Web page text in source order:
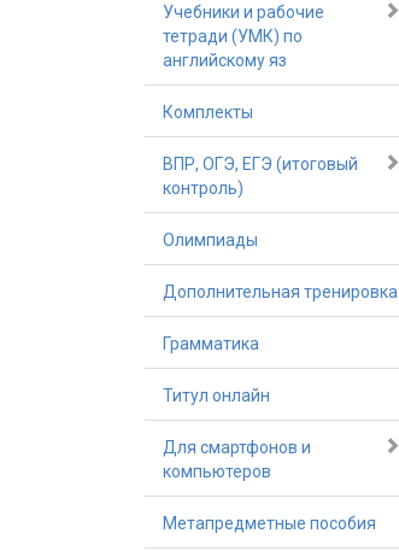
Учебники и рабочие
тетради (УМК) по
английскому яз
Комплекты
ВПР, ОГЭ, ЕГЭ (итоговый
контроль)
Олимпиады
Дополнительная тренировка
Грамматика
Титул онлайн
Для смартфонов и
компьютеров
Метапредметные пособия